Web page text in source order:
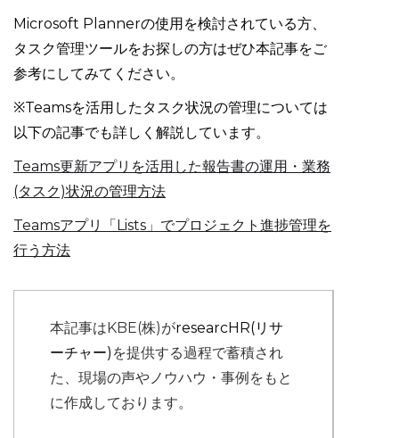
Microsoft Plannerの使用を検討されている方、
タスク管理ツールをお探しの方はぜひ本記事をご
参考にしてみてください。
※Teamsを活用したタスク状況の管理については
以下の記事でも詳しく解説しています。
Teams更新アプリを活用した報告書の運用・業務
(タスク)状況の管理方法
Teamsアプリ「Lists」でプロジェクト進捗管理を
行う方法
本記事はKBE(株)がresearcHR(リサ
ーチャー) を提供する過程で蓄積され
た、現場の声やノウハウ・事例をもと
に作成しております。